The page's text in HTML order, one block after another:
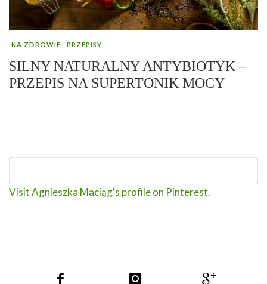
NA ZDROWIE PRZEPISY
SILNY NATURALNY ANTYBIOTYK –
PRZEPIS NA SUPERTONIK MOCY
Visit Agnieszka Maciąg's profile on Pinterest.